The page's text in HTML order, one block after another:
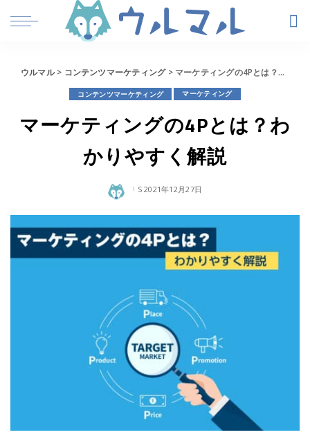
ウルマル> コンテンツマーケティング> マーケティングの4Pとは？わかりやすく解説
コンテンツマーケティング マーケティング
マーケティングの4Pとは？わ
かりやすく解説
2021年12月27日